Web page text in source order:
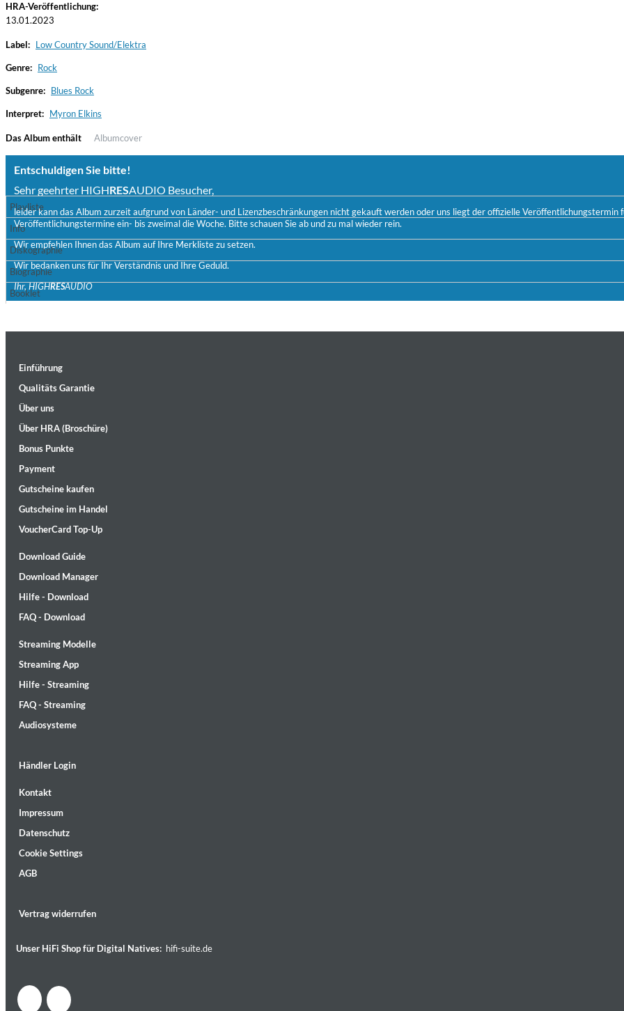
Haydn: String Quartets, Vol. 22
Leipziger Streichquartett
Genre:
II Reworked
Kiasmos
Bruce Liu
Genre:Classical
HRA-Veröffentlichung:
13.01.2023
Label: Low Country Sound/Elektra
Genre: Rock
Subgenre: Blues Rock
Interpret: Myron Elkins
Das Album enthält Albumcover
Entschuldigen Sie bitte!
Sehr geehrter HIGHRESAUDIO Besucher,
leider kann das Album zurzeit aufgrund von Länder- und Lizenzbeschränkungen nicht gekauft werden oder uns liegt der offizielle
Veröffentlichungstermine ein- bis zweimal die Woche. Bitte schauen Sie ab und zu mal wieder rein.
Wir empfehlen Ihnen das Album auf Ihre Merkliste zu setzen.
Wir bedanken uns für Ihr Verständnis und Ihre Geduld.
Ihr, HIGHRESAUDIO
Playliste
Info
Diskographie
Biographie
Booklet
Einführung
Qualitäts Garantie
Über uns
Über HRA (Broschüre)
Bonus Punkte
Payment
Gutscheine kaufen
Gutscheine im Handel
VoucherCard Top-Up
Download Guide
Download Manager
Hilfe - Download
FAQ - Download
Streaming Modelle
Streaming App
Hilfe - Streaming
FAQ - Streaming
Audiosysteme
Händler Login
Kontakt
Impressum
Datenschutz
Cookie Settings
AGB
Vertrag widerrufen
Unser HiFi Shop für Digital Natives: hifi-suite.de